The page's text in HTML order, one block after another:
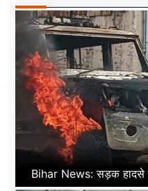
Bihar News: सड़क हादसे